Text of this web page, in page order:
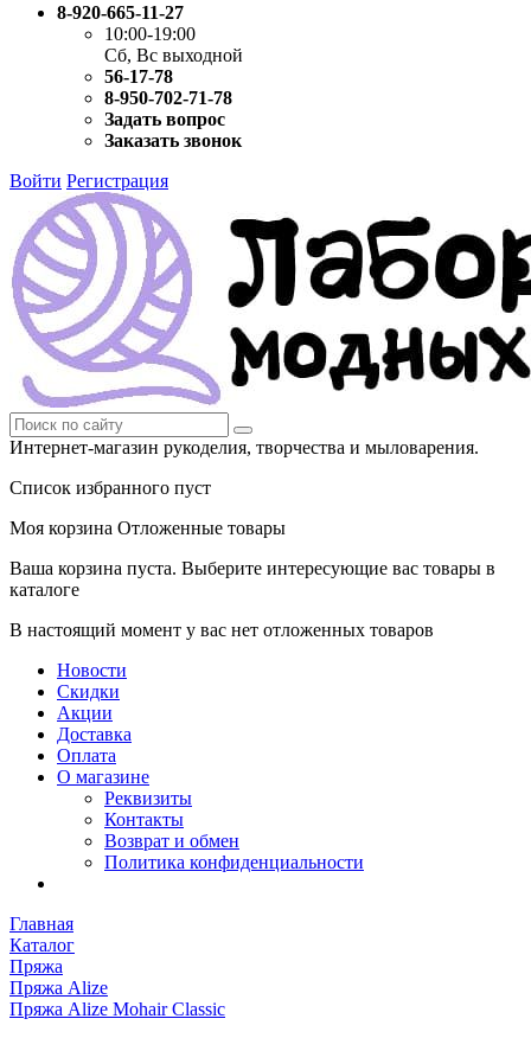
8-920-665-11-27
10:00-19:00
Сб, Вс выходной
56-17-78
8-950-702-71-78
Задать вопрос
Заказать звонок
Войти Регистрация
Интернет-магазин рукоделия, творчества и мыловарения.
Список избранного пуст
Моя корзина Отложенные товары
Ваша корзина пуста. Выберите интересующие вас товары в
каталоге
В настоящий момент у вас нет отложенных товаров
Новости
Скидки
Акции
Доставка
Оплата
О магазине
Реквизиты
Контакты
Возврат и обмен
Политика конфиденциальности
Главная
Каталог
Пряжа
Пряжа Alize
Пряжа Alize Mohair Classic